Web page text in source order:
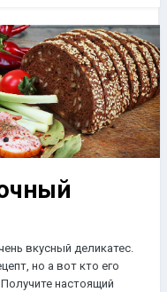
вкусный деликатес.
но а вот кто его
настоящий